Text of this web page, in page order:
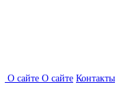
О сайте О сайте Контакты